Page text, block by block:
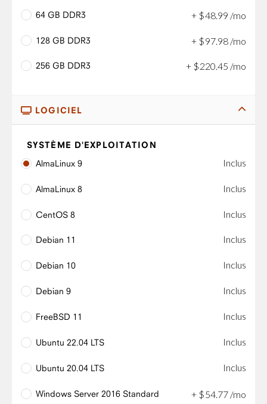
64 GB DDR3 + $48 99 /mo
128 GB DDR3 + $97 98 /mo
256 GB DDR3 + $220.45 /mo
LOGICIEL
SYSTÈME D'EXPLOITATION
AlmaLinux 9
Inclus
AlmaLinux 8 Inclus
CentOS 8 Inclus
Debian 11 Inclus
Debian 10 Inclus
Debian 9 Inclus
FreeBSD 11 Inclus
Ubuntu 22.04 LTS Inclus
Ubuntu 20.04 LTS Inclus
Windows Server 2016 Standard + $54 77 /mo